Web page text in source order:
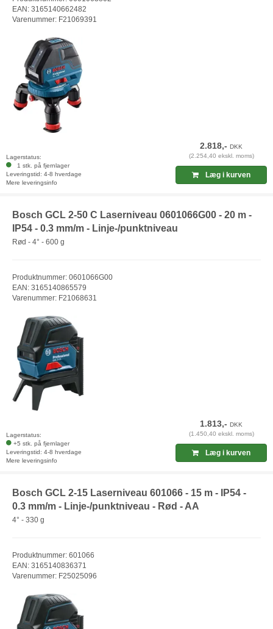
EAN: 3165140662482
Varenummer: F21069391
Lagerstatus:
1 stk. på fjernlager
Leveringstid: 4-8 hverdage
Mere leveringsinfo
2.818,-DKK
(2.254,40 ekskl. moms)
Læg i kurven
Bosch GCL 2-50 C Laserniveau 0601066G00 - 20 m -
IP54 - 0.3 mm/m - Linje-/punktniveau
Rød - 4° - 600 g
Produktnummer: 0601066G00
EAN: 3165140865579
Varenummer: F21068631
Lagerstatus:
+5 stk. på fjernlager
Leveringstid: 4-8 hverdage
Mere leveringsinfo
1.813,-DKK
(1.450,40 ekskl. moms)
Læg i kurven
Bosch GCL 2-15 Laserniveau 601066 - 15 m - IP54 -
0.3 mm/m - Linje-/punktniveau - Rød - AA
4° - 330 g
Produktnummer: 601066
EAN: 3165140836371
Varenummer: F25025096